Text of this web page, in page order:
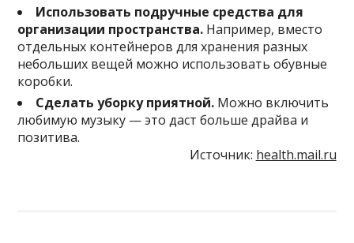
Использовать подручные средства для
организации пространства. Например, вместо
отдельных контейнеров для хранения разных
небольших вещей можно использовать обувные
коробки.
Сделать уборку приятной. Можно включить
любимую музыку — это даст больше драйва и
позитива.
Источник: health.mail.ru